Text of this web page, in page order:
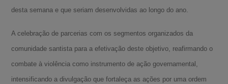
desta semana e que seriam desenvolvidas ao longo do ano.
A celebração de parcerias com os segmentos organizados da
comunidade santista para a efetivação deste objetivo, reafirmando o
combate à violência como instrumento de ação governamental,
intensificando a divulgação que fortaleça as ações por uma ordem